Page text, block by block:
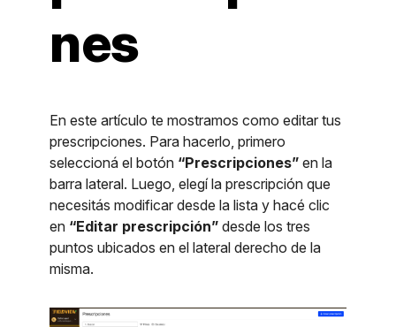
nes
En este artículo te mostramos como editar tus
prescripciones. Para hacerlo, primero
seleccioná el botón “Prescripciones” en la
barra lateral. Luego, elegí la prescripción que
necesitás modificar desde la lista y hacé clic
en “Editar prescripción” desde los tres
puntos ubicados en el lateral derecho de la
misma.